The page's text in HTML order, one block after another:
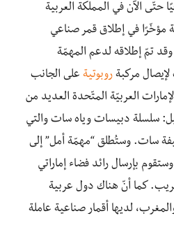
حتّى الآن في المملكة العربية
مؤخّرًا في إطلاق قمر صناعي
وقد تمّ إطلاقه لدعم المهمّة
مركبة روبوتية على الجانب
العربيّة المتّحدة العديد من
سلسلة دبيسات وياه سات والتي
سات. وستُطلق “مهمّة أمل” إلى
بإرسال رائد فضاء إماراتي
كما أنّ هناك دول عربية
لديها أقمار صناعية عاملة